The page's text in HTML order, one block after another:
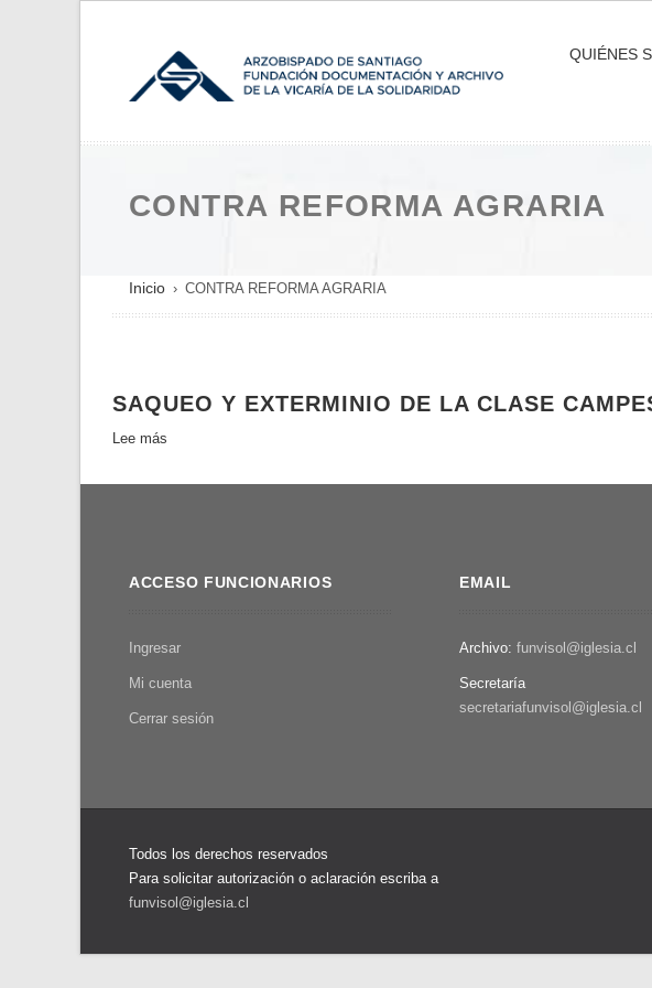
QUIÉNES
CONTRA REFORMA AGRARIA
SOBRESCRIBIR
ENLACES
A
LA
Inicio CONTRA REFORMA AGRARIA
SAQUEO Y EXTERMINIO DE LA CLASE
Lee más
y
clase
ACCESO FUNCIONARIOS
Ingresar
Mi cuenta
Cerrar sesión
EMAIL
Archivo: funvisol@iglesia.cl
Secretaría
secretariafunvisol@iglesia.cl
Todos los derechos reservados
Para solicitar autorización o aclaración escriba a
funvisol@iglesia.cl